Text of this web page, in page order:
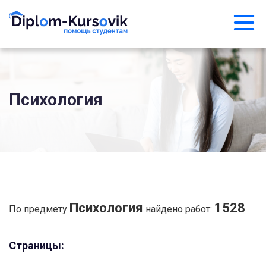
Психология
По предмету Психология найдено работ: 1528
Страницы: